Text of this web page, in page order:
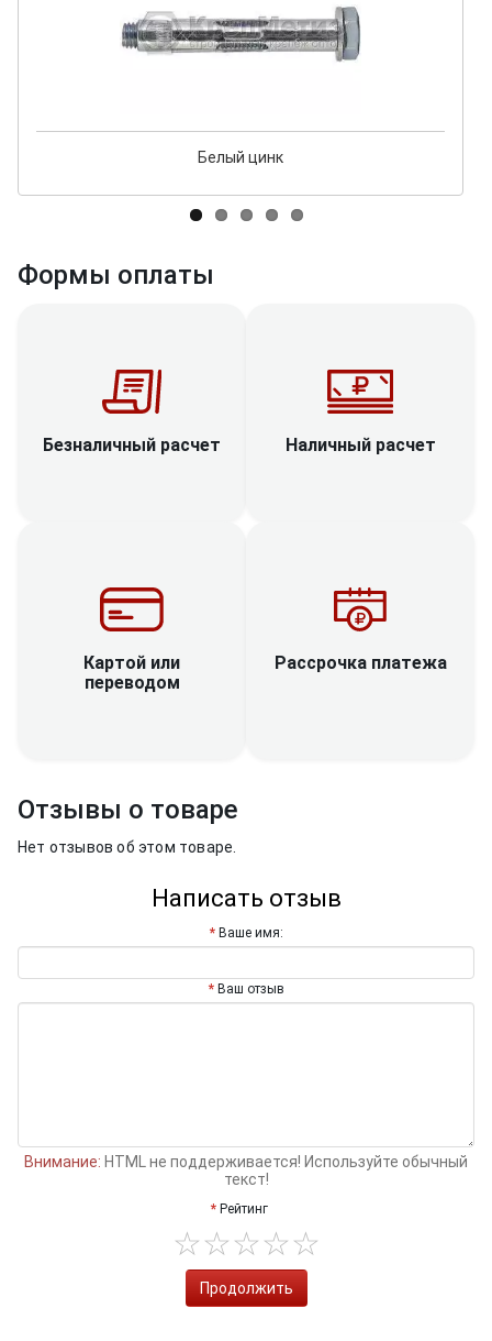
Белый цинк
Формы оплаты
Безналичный расчет Наличный расчет
Картой или
переводом
Рассрочка платежа
Отзывы о товаре
Нет отзывов об этом товаре.
Написать отзыв
Ваше имя:
Ваш отзыв
Внимание: HTML не поддерживается! Используйте обычный
текст!
Рейтинг
Продолжить